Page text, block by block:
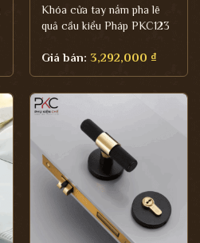
Khóa cửa tay nắm pha lê
quả cầu kiểu Pháp PKC123
Giá bán: 3,292,000 ₫